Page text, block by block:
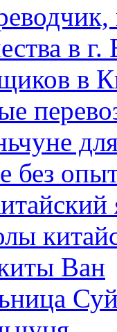
в
в
без
Ван